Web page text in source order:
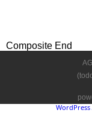
Composite End